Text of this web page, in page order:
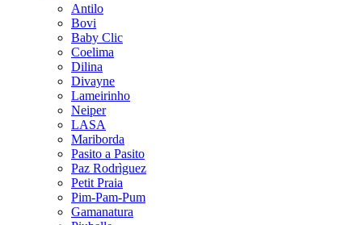
Antilo
Bovi
Baby Clic
Coelima
Dilina
Divayne
Lameirinho
Neiper
LASA
Mariborda
Pasito a Pasito
Paz Rodrìguez
Petit Praia
Pim-Pam-Pum
Gamanatura